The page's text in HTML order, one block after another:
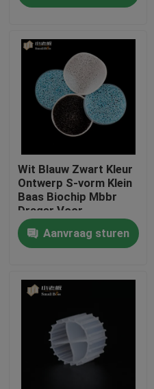
Ongeveer ons
Fabrieksreis
Kwaliteitscontrole
Contacteer ons
bloggen
Verzoek om een Citaat
MBBR-filtermedia
Wit Blauw Zwart Kleur
Ontwerp S-vorm Klein
Baas Biochip Mbbr
Drager Voor
Aquacultuurproject
Aanvraag sturen